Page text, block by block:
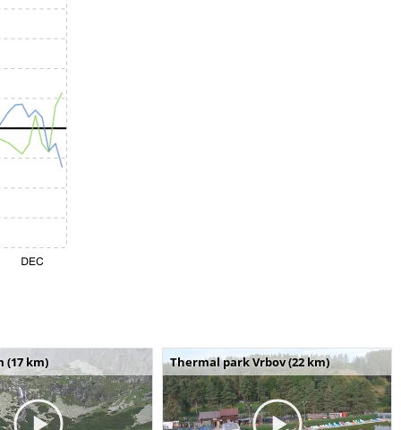
(17 km) Thermal park Vrbov (22 km)